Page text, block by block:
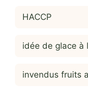
HACCP
idée de glace à
invendus fruits